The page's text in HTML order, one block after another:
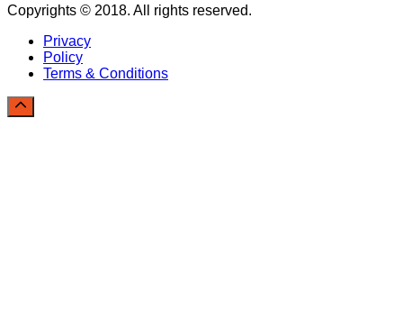
Copyrights © 2018. All rights reserved.
Privacy
Policy
Terms & Conditions